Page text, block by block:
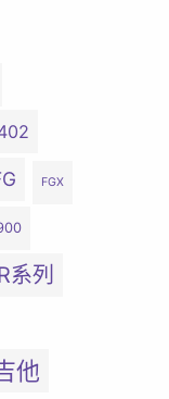
FGX
系列
他